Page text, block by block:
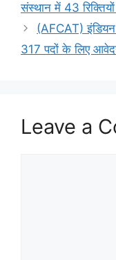
संस्थान में 43
(AFCAT) इंडियन
317 पदों के लिए
Leave a